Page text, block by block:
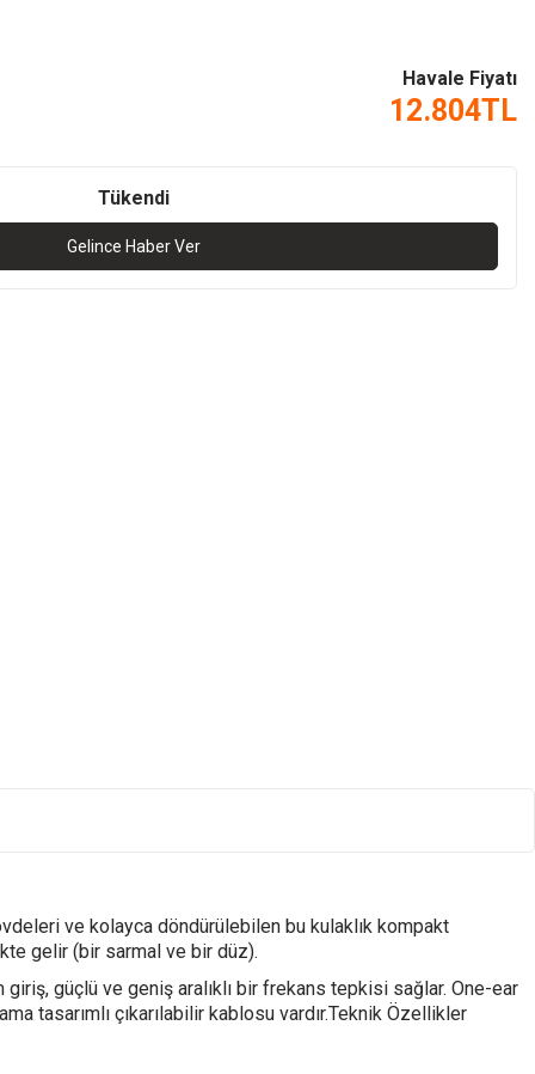
Havale Fiyatı
12.804TL
Tükendi
Gelince Haber Ver
ve kolayca döndürülebilen bu kulaklık kompakt
gelir (bir sarmal ve bir düz).
güçlü ve geniş aralıklı bir frekans tepkisi sağlar. One-ear
tasarımlı çıkarılabilir kablosu vardır.Teknik Özellikler